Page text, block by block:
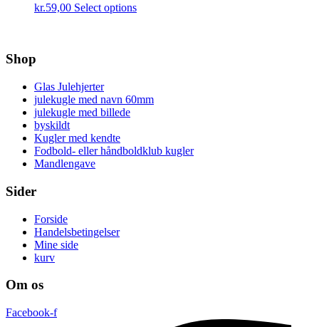
kr.59,00 Select options
Shop
Glas Julehjerter
julekugle med navn 60mm
julekugle med billede
byskildt
Kugler med kendte
Fodbold- eller håndboldklub kugler
Mandlengave
Sider
Forside
Handelsbetingelser
Mine side
kurv
Om os
Facebook-f